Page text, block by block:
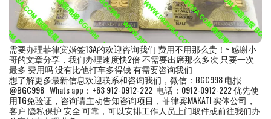
需要办理菲律宾婚签13A的欢迎咨询我们 费用不用那么贵！~ 感谢小
哥的文章分享，我们办理速度快2倍 不需要出席那么多次 只要一次
最多 费用吗 没有比他打车多得钱 有需要咨询我们
想了解更多最新信息欢迎联系和咨询我们，微信：BGC998 电报
@BGC998 Whats app：+63 912-0912-222 电话：0912-0912-222 优先使
用TG免验证，咨询请主动告知咨询项目，菲律宾MAKATI 实体公司，
客户 隐私保护 安全 可靠，可以安排工作人员上门取件或前往我们办